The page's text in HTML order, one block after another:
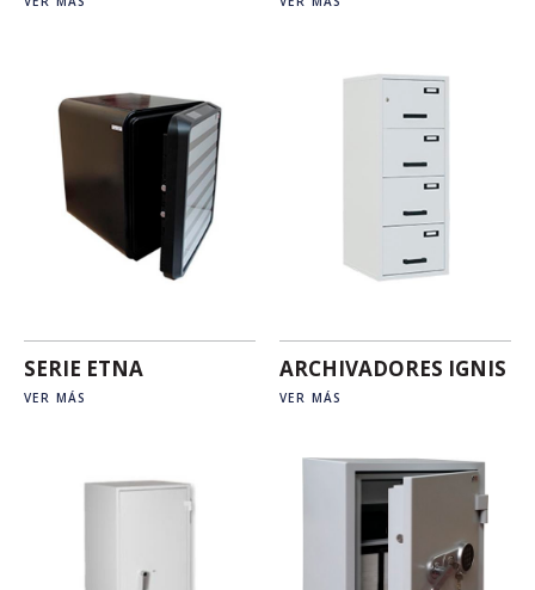
SERIE ETNA
VER MÁS
ARCHIVADORES IGNIS
VER MÁS